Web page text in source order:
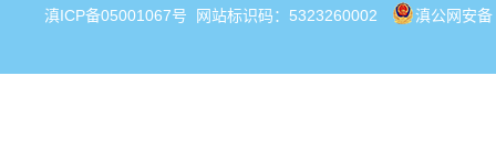
滇ICP备05001067号 网站标识码：5323260002 滇公网安